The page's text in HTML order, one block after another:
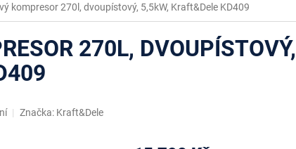
kompresor 270l, dvoupístový, 5,5kW, Kraft&Dele KD409
270L,
Značka: Kraft&Dele